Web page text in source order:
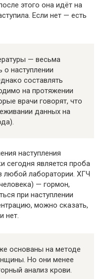
этого она идёт на
Если нет — есть
— весьма
наступлении
составлять
на протяжении
врачи говорят, что
данных на
наступления
сегодня является проба
любой лаборатории. ХГЧ
— гормон,
при наступлении
можно сказать,
нет.
основаны на методе
Но они менее
анализ крови.